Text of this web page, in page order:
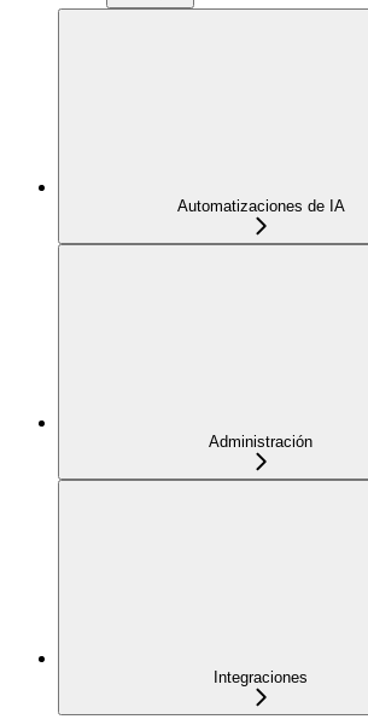
Automatizaciones de IA
Administración
Integraciones